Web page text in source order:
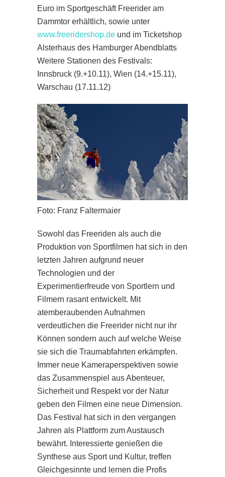
Euro im Sportgeschäft Freerider am
Dammtor erhältlich, sowie unter
www.freeridershop.de und im Ticketshop
Alsterhaus des Hamburger Abendblatts
Weitere Stationen des Festivals:
Innsbruck (9.+10.11), Wien (14.+15.11),
Warschau (17.11.12)
Foto: Franz Faltermaier
Sowohl das Freeriden als auch die
Produktion von Sportfilmen hat sich in den
letzten Jahren aufgrund neuer
Technologien und der
Experimentierfreude von Sportlern und
Filmern rasant entwickelt. Mit
atemberaubenden Aufnahmen
verdeutlichen die Freerider nicht nur ihr
Können sondern auch auf welche Weise
sie sich die Traumabfahrten erkämpfen.
Immer neue Kameraperspektiven sowie
das Zusammenspiel aus Abenteuer,
Sicherheit und Respekt vor der Natur
geben den Filmen eine neue Dimension.
Das Festival hat sich in den vergangen
Jahren als Plattform zum Austausch
bewährt. Interessierte genießen die
Synthese aus Sport und Kultur, treffen
Gleichgesinnte und lernen die Profis